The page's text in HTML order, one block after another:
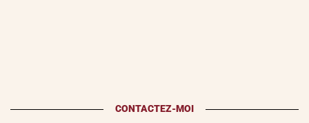
CONTACTEZ-MOI